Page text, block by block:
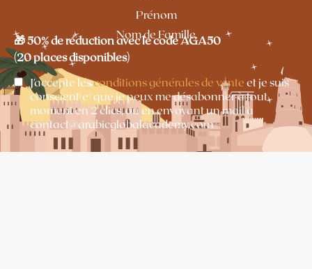
Prénom
Nom de Famille
🎁 50% de réduction avec le code AGA50
(20 places disponibles)
J'accepte lesconditions générales de vente et je suis
conscient(e) que je peux me désabonner à tout
moment en 2 clics, ou en envoyant un mail à
contact@arabicglobalacademy.com